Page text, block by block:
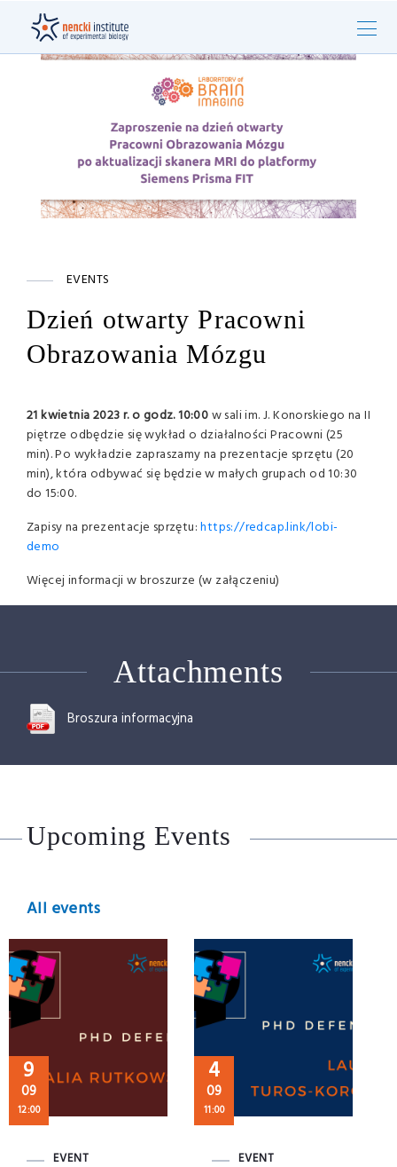
EVENTS
Dzień otwarty Pracowni
Obrazowania Mózgu
21 kwietnia 2023 r. o godz. 10:00w sali im. J. Konorskiego na II
piętrze odbędzie się wykład o działalności Pracowni (25
min). Po wykładzie zapraszamy na prezentacje sprzętu (20
min), która odbywać się będzie w małych grupach od 10:30
do 15:00.
Zapisy na prezentacje sprzętu:https://redcap.link/lobi-
demo
Więcej informacji w broszurze (w załączeniu)
Attachments
Broszura informacyjna
Upcoming Events
All events
9
09
12:00
EVENT
4
09
11:00
EVENT